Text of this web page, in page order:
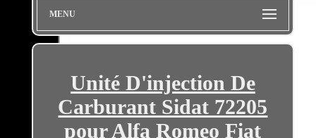
MENU
Unité D'injection De
Carburant Sidat 72205
pour Alfa Romeo Fiat